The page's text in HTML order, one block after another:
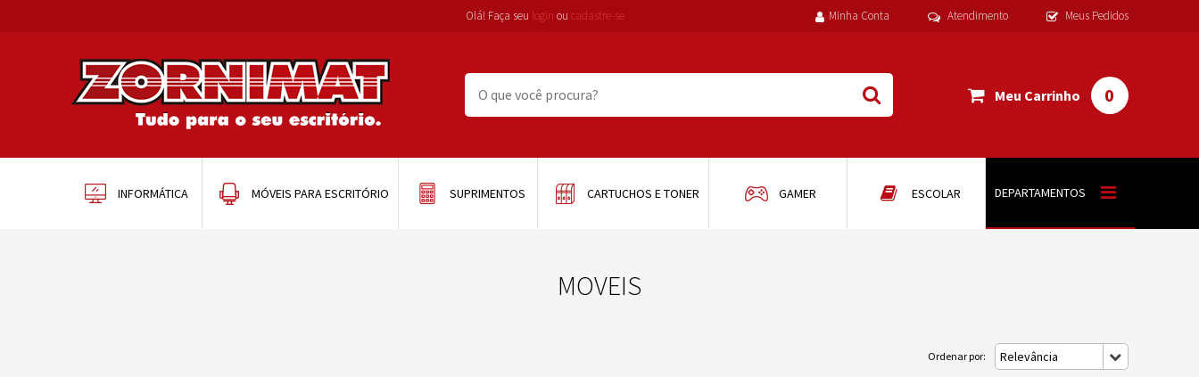
Olá! Faça seu login ou cadastre-se Minha Conta Atendimento Meus Pedidos
Meu Carrinho 0
INFORMÁTICA MÓVEIS PARA ESCRITÓRIO SUPRIMENTOS CARTUCHOS E TONER GAMER ESCOLAR DEPARTAMENTOS
MOVEIS
Ordenar por: Relevância